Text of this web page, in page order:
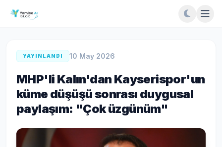
YAYINLANDI 10 May 2026
MHP'li Kalın'dan Kayserispor'un
küme düşüşü sonrası duygusal
paylaşım: "Çok üzgünüm"